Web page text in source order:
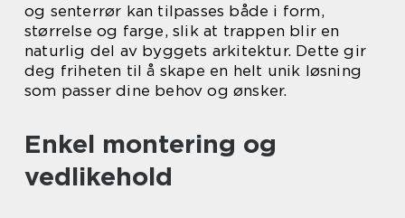
og senterrør kan tilpasses både i form,
størrelse og farge, slik at trappen blir en
naturlig del av byggets arkitektur. Dette gir
deg friheten til å skape en helt unik løsning
som passer dine behov og ønsker.
Enkel montering og
vedlikehold